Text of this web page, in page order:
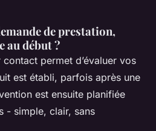
de prestation,
au début ?
permet d’évaluer vos
est établi, parfois après une
est ensuite planifiée
- simple, clair, sans